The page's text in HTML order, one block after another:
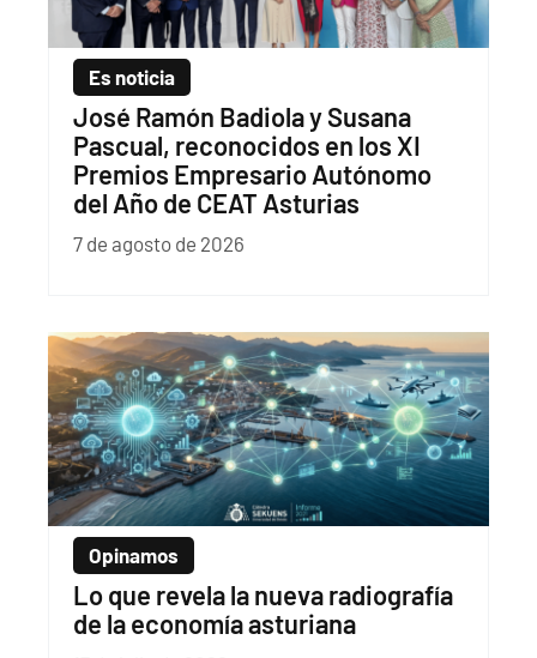
Es noticia
José Ramón Badiola y Susana
Pascual, reconocidos en los XI
Premios Empresario Autónomo
del Año de CEAT Asturias
7 de agosto de 2026
Opinamos
Lo que revela la nueva radiografía
de la economía asturiana